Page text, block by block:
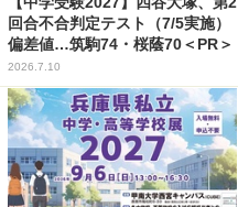
回合不合判定テスト（7/5実施）
偏差値…筑駒74・桜蔭70＜PR＞
2026.7.10